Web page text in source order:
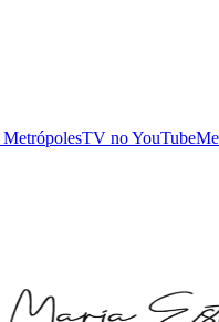
MetrópolesTV noYouTube